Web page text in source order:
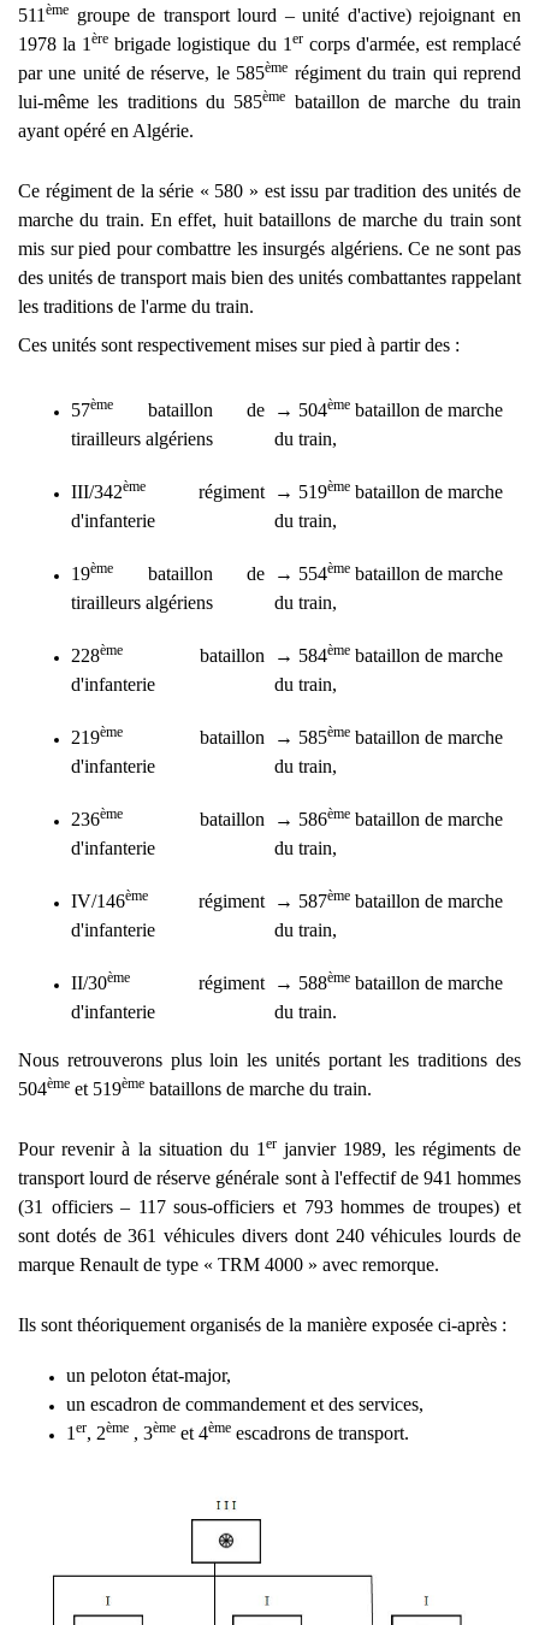
511 ème groupe de transport lourd – unité d'active) rejoignant en
1978 la 1ère brigade logistique du 1 ercorps d'armée, est remplacé
par une unité de réserve, le 585ème régiment du train qui reprend
lui-même les traditions du 585ème bataillon de marche du train
ayant opéré en Algérie.
Ce régiment de la série « 580 » est issu par tradition des unités de
marche du train. En effet, huit bataillons de marche du train sont
mis sur pied pour combattre les insurgés algériens. Ce ne sont pas
des unités de transport mais bien des unités combattantes rappelant
les traditions de l'arme du train.
Ces unités sont respectivement mises sur pied à partir des :
57ème
bataillon de
tirailleurs algériens
→ 504ème bataillon de marche
du train,
III/342ème
régiment
d'infanterie
→ 519ème bataillon de marche
du train,
19ème
bataillon de
tirailleurs algériens
→ 554ème bataillon de marche
du train,
228ème
bataillon
d'infanterie
→ 584ème bataillon de marche
du train,
219ème
bataillon
d'infanterie
→ 585ème bataillon de marche
du train,
236ème
bataillon
d'infanterie
→ 586ème bataillon de marche
du train,
IV/146ème
régiment
d'infanterie
→ 587ème bataillon de marche
du train,
II/30ème
régiment
d'infanterie
→ 588ème bataillon de marche
du train.
Nous retrouverons plus loin les unités portant les traditions des
504ème et 519ème bataillons de marche du train.
Pour revenir à la situation du 1er janvier 1989, les régiments de
transport lourd de réserve générale sont à l'effectif de 941 hommes
(31 officiers – 117 sous-officiers et 793 hommes de troupes) et
sont dotés de 361 véhicules divers dont 240 véhicules lourds de
marque Renault de type « TRM 4000 » avec remorque.
Ils sont théoriquement organisés de la manière exposée ci-après :
un peloton état-major,
un escadron de commandement et des services,
1 er, 2ème , 3ème et 4ème escadrons de transport.